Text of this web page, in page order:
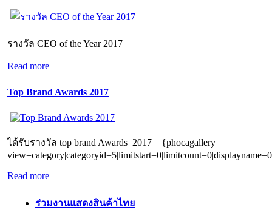
รางวัล CEO of the Year 2017
Read more
Top Brand Awards 2017
ได้รับรางวัล top brand Awards 2017 {phocagallery
Read more
ร่วมงานแสดงสินค้าไทย